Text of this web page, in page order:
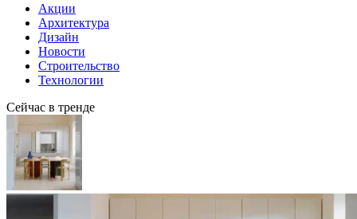
Акции
Архитектура
Дизайн
Новости
Строительство
Технологии
Сейчас в тренде